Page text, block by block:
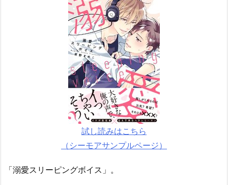
試し読みはこちら
（シーモアサンプルページ）
「溺愛スリーピングボイス」。